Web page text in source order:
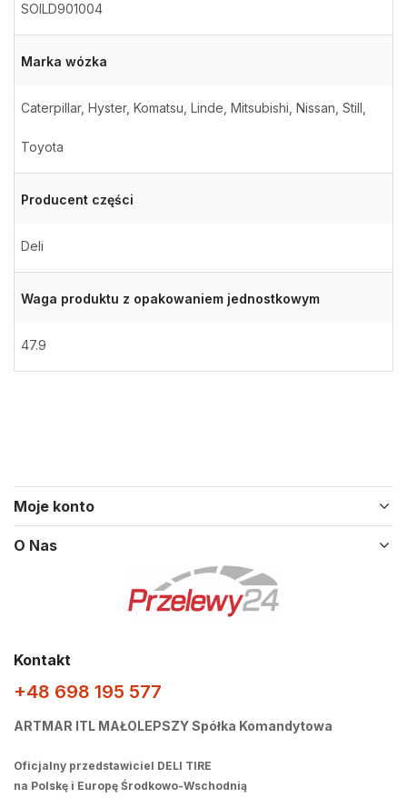
SOILD901004
Marka wózka
Caterpillar, Hyster, Komatsu, Linde, Mitsubishi, Nissan, Still,
Toyota
Producent części
Deli
Waga produktu z opakowaniem jednostkowym
47.9
Moje konto
O Nas
Kontakt
+48 698 195 577
ARTMAR ITL MAŁOLEPSZY Spółka Komandytowa
Oficjalny przedstawiciel DELI TIRE
na Polskę i Europę Środkowo-Wschodnią